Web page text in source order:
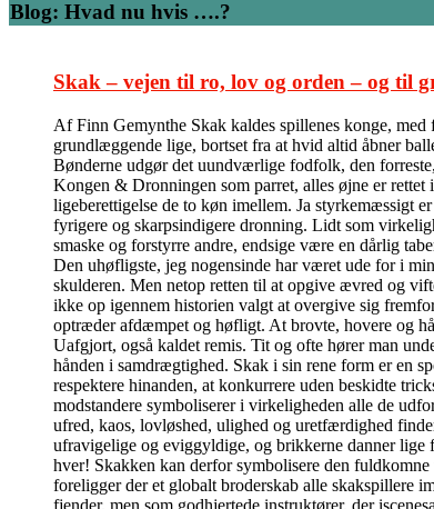
Blog: Hvad nu hvis ….?
Skak – vejen til ro, lov og orden – og til
Af Finn Gemynthe Skak kaldes spillenes konge,
grundlæggende lige, bortset fra at hvid altid åbner
Bønderne udgør det uundværlige fodfolk, den
Kongen & Dronningen som parret, alles øjne er rettet
ligeberettigelse de to køn imellem. Ja styrkemæssigt
fyrigere og skarpsindigere dronning. Lidt som
smaske og forstyrre andre, endsige være en dårlig
Den uhøfligste, jeg nogensinde har været ude for i
skulderen. Men netop retten til at opgive ævred og
ikke op igennem historien valgt at overgive sig
optræder afdæmpet og høfligt. At brovte, hovere og
Uafgjort, også kaldet remis. Tit og ofte hører man
hånden i samdrægtighed. Skak i sin rene form er en
respektere hinanden, at konkurrere uden beskidte
modstandere symboliserer i virkeligheden alle de
ufred, kaos, lovløshed, ulighed og uretfærdighed
ufravigelige og eviggyldige, og brikkerne danner
hver! Skakken kan derfor symbolisere den
foreligger der et globalt broderskab alle skakspillere
fjender, men som godhjertede instruktører, der